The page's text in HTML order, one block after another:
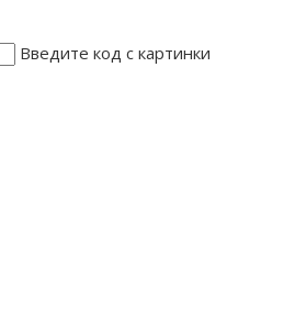
Введите код с картинки